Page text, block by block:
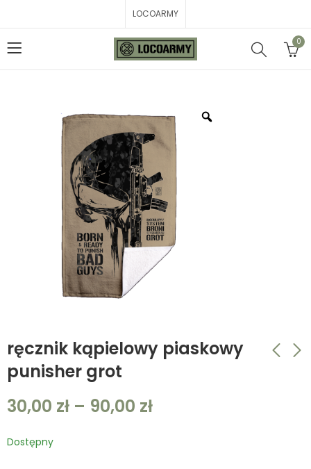
LOCOARMY
0
ręcznik kąpielowy piaskowy
punisher grot
30,00 zł – 90,00 zł
Dostępny